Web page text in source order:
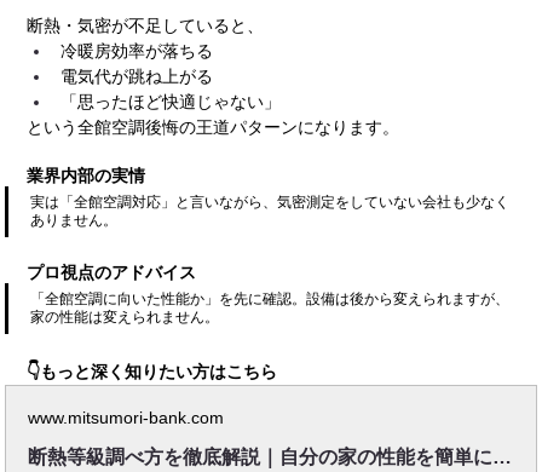
断熱・気密が不足していると、
冷暖房効率が落ちる
電気代が跳ね上がる
「思ったほど快適じゃない」
という全館空調後悔の王道パターンになります。
業界内部の実情
実は「全館空調対応」と言いながら、気密測定をしていない会社も少なく
ありません。
プロ視点のアドバイス
「全館空調に向いた性能か」を先に確認。設備は後から変えられますが、
家の性能は変えられません。
👇もっと深く知りたい方はこちら
www.mitsumori-bank.com
断熱等級調べ方を徹底解説｜自分の家の性能を簡単に確認する方法